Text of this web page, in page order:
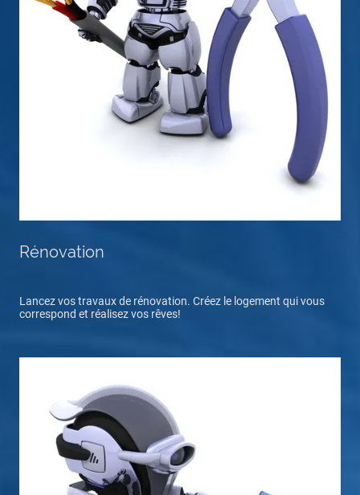
Rénovation
Lancez vos travaux de rénovation. Créez le logement qui vous
correspond et réalisez vos rêves!